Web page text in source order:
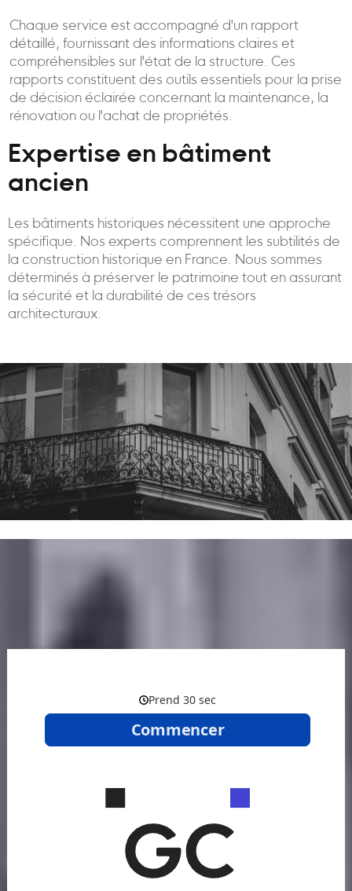
Chaque service est accompagné d'un rapport
détaillé, fournissant des informations claires et
compréhensibles sur l'état de la structure. Ces
rapports constituent des outils essentiels pour la prise
de décision éclairée concernant la maintenance, la
rénovation ou l'achat de propriétés.
Expertise en bâtiment
ancien
Les bâtiments historiques nécessitent une approche
spécifique. Nos experts comprennent les subtilités de
la construction historique en France. Nous sommes
déterminés à préserver le patrimoine tout en assurant
la sécurité et la durabilité de ces trésors
architecturaux.